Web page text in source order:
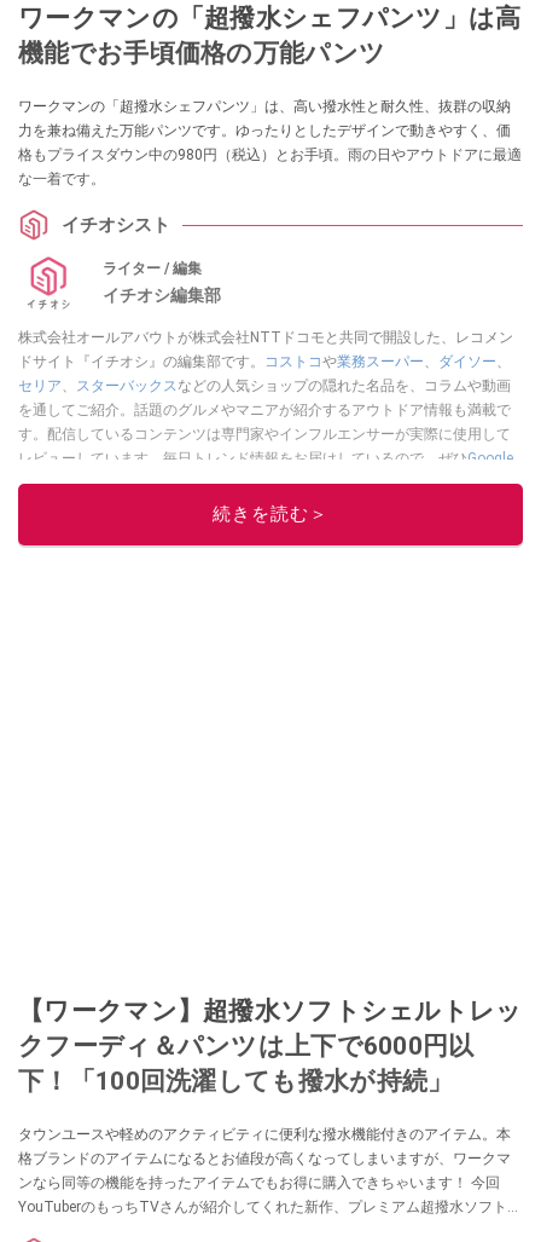
ワークマンの「超撥水シェフパンツ」は高
機能でお手頃価格の万能パンツ
ワークマンの「超撥水シェフパンツ」は、高い撥水性と耐久性、抜群の収納
力を兼ね備えた万能パンツです。ゆったりとしたデザインで動きやすく、価
格もプライスダウン中の980円（税込）とお手頃。雨の日やアウトドアに最適
な一着です。
イチオシスト
ライター / 編集
イチオシ編集部
株式会社オールアバウトが株式会社NTTドコモと共同で開設した、レコメン
ドサイト『イチオシ』の編集部です。
コストコや業務スーパー、 ダイソー、
セリア、 スターバックスなどの人気ショップの隠れた名品を、コラムや動画
を通してご紹介。話題のグルメやマニアが紹介するアウトドア情報も満載で
す。配信しているコンテンツは専門家やインフルエンサーが実際に使用して
レビューしています。毎日トレンド情報をお届けしているので、ぜひGoogle
ニュースでフォローしてください！
このイチオシストの他の記事を読む
続きを読む＞
【ワークマン】超撥水ソフトシェルトレッ
クフーディ＆パンツは上下で6000円以
下！「100回洗濯しても撥水が持続」
タウンユースや軽めのアクティビティに便利な撥水機能付きのアイテム。本
格ブランドのアイテムになるとお値段が高くなってしまいますが、ワークマ
ンなら同等の機能を持ったアイテムでもお得に購入できちゃいます！ 今回
YouTuberのもっちTVさんが紹介してくれた新作、プレミアム超撥水ソフトシ